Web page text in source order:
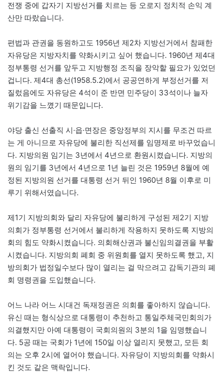
전쟁 중에 갑자기 지방선거를 치르는 등 오로지 정치적 손익 계
산만 따랐습니다.
편법과 관권을 동원하고도 1956년 제2차 지방선거에서 참패한
자유당은 지방자치를 약화시키고 싶어 했습니다. 1960년 제4대
정부통령 선거를 앞두고 지방행정 조직을 장악할 필요가 있었던
겁니다. 제4대 총선(1958.5.2)에서 공공연하게 부정선거를 저
질렀음에도 자유당은 4석이 준 반면 민주당이 33석이나 늘자
위기감을 느꼈기 때문입니다.
야당 출신 선출직 시·읍·면장은 중앙정부의 지시를 무조건 따르
는 게 아니므로 자유당에 불리한 직선제를 임명제로 바꾸었습니
다. 지방의원 임기는 3년에서 4년으로 환원시켰습니다. 지방의
원의 임기를 3년에서 4년으로 1년 늘린 것은 1959년 8월에 예
정된 지방의원 선거를 대통령 선거 뒤인 1960년 8월 이후로 미
루기 위해서였습니다.
제1기 지방의회와 달리 자유당에 불리하게 구성된 제2기 지방
의회가 정부통령 선거에서 불리하게 작용하지 못하도록 지방의
회의 힘도 약화시켰습니다. 의회해산권과 불신임의결권을 부활
시켰습니다. 지방의회 폐회 중 위원회를 열지 못하도록 했고, 지
방의회가 법정일수보다 많이 열리는 걸 막으려고 감독기관의 폐
회 명령권을 도입했습니다.
어느 나라 어느 시대건 독재정권은 의회를 좋아하지 않습니다.
유신 때는 형식상으로 대통령이 추천하고 통일주체국민회의가
의결했지만 아예 대통령이 국회의원의 3분의 1을 임명했습니
다. 5공 때는 국회가 1년에 150일 이상 열리지 못했고, 모든 회
의는 오후 2시에 열어야 했습니다. 자유당이 지방의회를 약화시
킨 것도 같은 맥락입니다.